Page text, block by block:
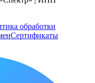
обработки
Сертификаты